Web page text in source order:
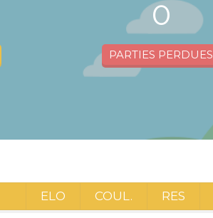
0
PARTIES PERDUES
ELO COUL. RES